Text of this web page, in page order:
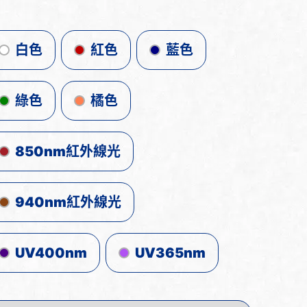
白色 紅色 藍色
綠色 橘色
850nm紅外線光
940nm紅外線光
UV400nm UV365nm